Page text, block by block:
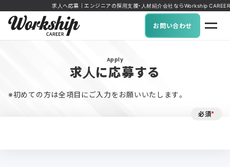
求人へ応募｜エンジニアの採用支援・人材紹介会社ならWorkship CAREER
お問い合わせ
Apply
求人に応募する
※初めての方は全項目にご入力をお願いいたします。
必須*